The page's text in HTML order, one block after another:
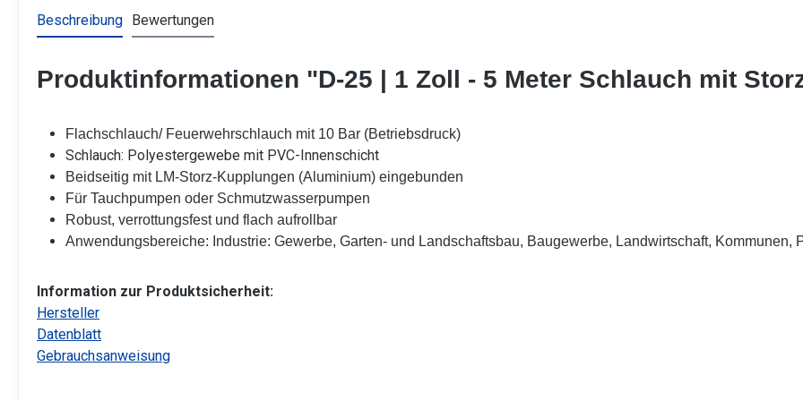
Beschreibung Bewertungen
Produktinformationen "D-25 | 1 Zoll - 5 Meter Schlauch mit
Flachschlauch/ Feuerwehrschlauch mit 10 Bar (Betriebsdruck)
Schlauch: Polyestergewebe mit PVC-Innenschicht
Beidseitig mit LM-Storz-Kupplungen (Aluminium) eingebunden
Für Tauchpumpen oder Schmutzwasserpumpen
Robust, verrottungsfest und flach aufrollbar
Anwendungsbereiche: Industrie: Gewerbe, Garten- und Landschaftsbau, Baugewerbe, Landwirtschaft, Kommunen,
Information zur Produktsicherheit:
Hersteller
Datenblatt
Gebrauchsanweisung